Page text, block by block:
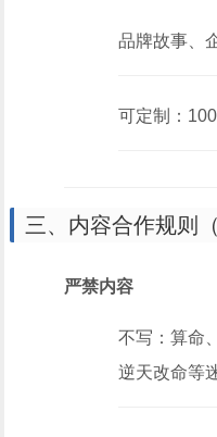
品牌故事、
可定制：
三、内容合作规则
严禁内容
不写：算命
逆天改命等